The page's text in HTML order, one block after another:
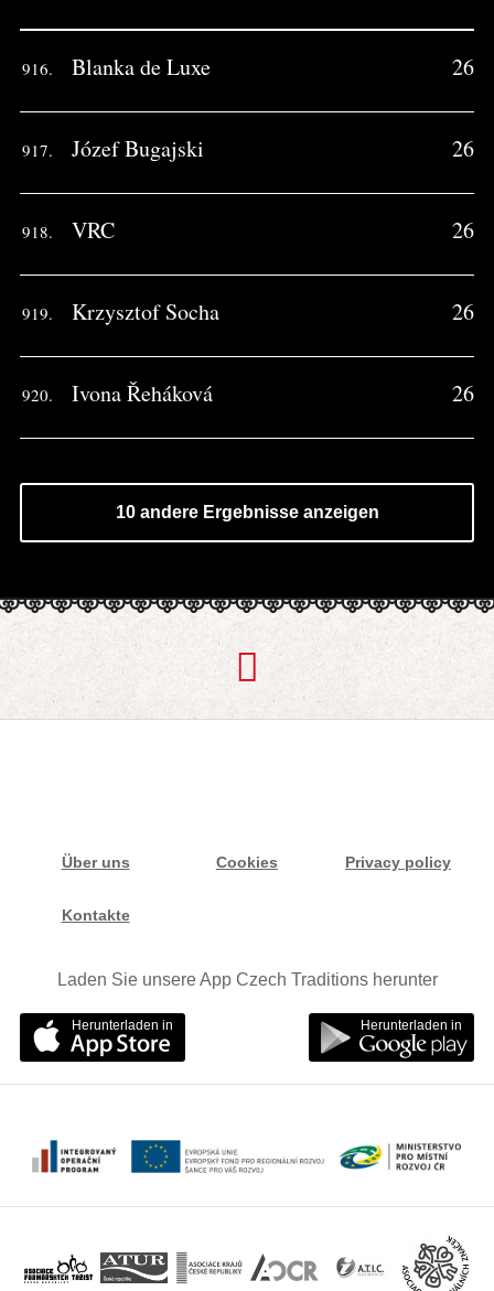
916. Blanka de Luxe 26
917. Józef Bugajski 26
918. VRC 26
919. Krzysztof Socha 26
920. Ivona Řeháková 26
10 andere Ergebnisse anzeigen
Über uns Cookies Privacy policy
Kontakte
Laden Sie unsere App Czech Traditions herunter
Herunterladen in Herunterladen in